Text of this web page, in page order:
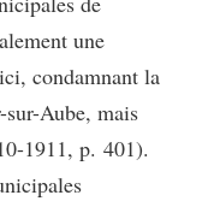
une
condamnant la
sur-Aube, mais
1911, p. 401).